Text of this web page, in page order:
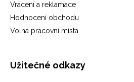
Vrácení a reklamace
Hodnocení obchodu
Volná pracovní místa
Užitečné odkazy